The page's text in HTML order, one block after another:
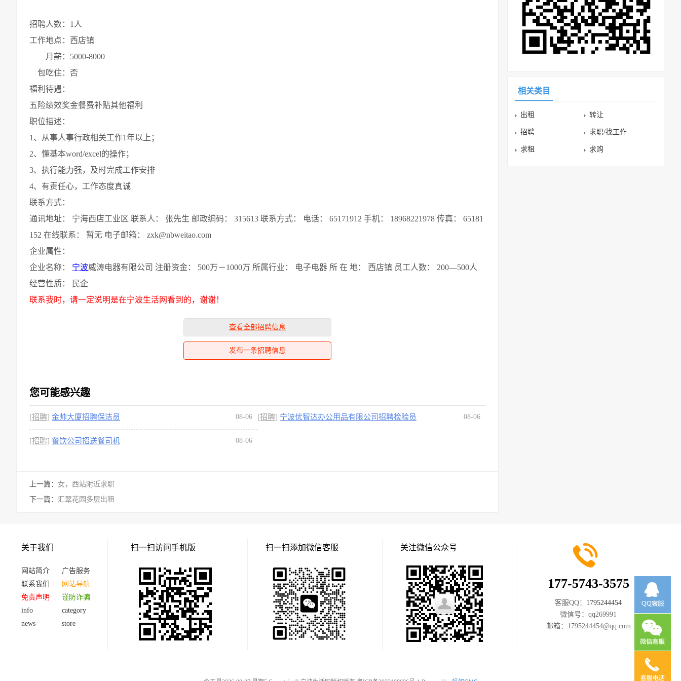
招聘人数：1人
工作地点：西店镇
月薪：5000-8000
包吃住：否
福利待遇：
五险绩效奖金餐费补贴其他福利
职位描述：
1、从事人事行政相关工作1年以上；
2、懂基本word/excel的操作；
3、执行能力强，及时完成工作安排
4、有责任心，工作态度真诚
联系方式：
通讯地址： 宁海西店工业区 联系人： 张先生 邮政编码： 315613 联系方式： 电话： 65171912 手机： 18968221978 传真： 65181
152 在线联系： 暂无 电子邮箱： zxk@nbweitao.com
企业属性：
企业名称： 宁波威涛电器有限公司 注册资金： 500万－1000万 所属行业： 电子电器 所 在 地： 西店镇 员工人数： 200—500人
经营性质： 民企
联系我时，请一定说明是在宁波生活网看到的，谢谢！
查看全部招聘信息
发布一条招聘信息
您可能感兴趣
[招聘] 金帅大厦招聘保洁员 08-06 [招聘] 宁波优智达办公用品有限公司招聘检验员 08-06
[招聘] 餐饮公司招送餐司机 08-06
上一篇： 女，西站附近求职
下一篇： 汇翠花园多层出租
相关类目
出租 转让
招聘 求职/找工作
求租 求购
关于我们
网站简介
广告服务
联系我们
网站导航
免责声明
谨防诈骗
info
category
news
store
扫一扫访问手机版 扫一扫添加微信客服 关注微信公众号
177-5743-3575
客服QQ： 1795244454
微信号： qq269991
邮箱： 1795244454@qq.com